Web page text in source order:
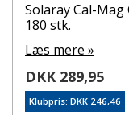
Solaray Cal-Mag
180 stk.
Læs mere »
DKK 289,95
Klubpris: DKK 246,46